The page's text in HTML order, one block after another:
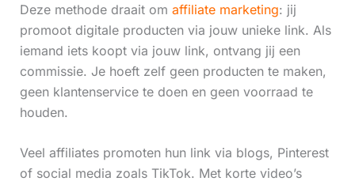
Deze methode draait om affiliate marketing: jij
promoot digitale producten via jouw unieke link. Als
iemand iets koopt via jouw link, ontvang jij een
commissie. Je hoeft zelf geen producten te maken,
geen klantenservice te doen en geen voorraad te
houden.
Veel affiliates promoten hun link via blogs, Pinterest
of social media zoals TikTok. Met korte video’s